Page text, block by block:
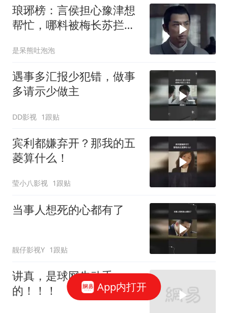
琅琊榜：言侯担心豫津想
帮忙，哪料被梅长苏拦
是呆熊吐泡泡
遇事多汇报少犯错，做事
多请示少做主
DD影视 1跟贴
宾利都嫌弃开？那我的五
菱算什么！
莹小八影视 1跟贴
当事人想死的心都有了
靓仔影视Y 1跟贴
讲真，是球网先动手
的！！！
App内打开